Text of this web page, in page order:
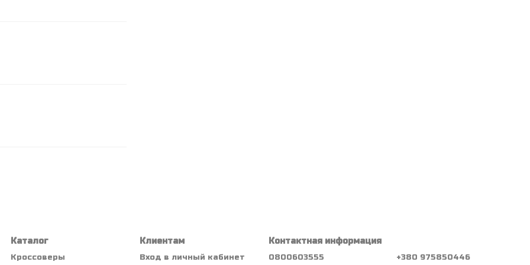
Каталог
Кроссоверы
Клиентам
Вход в личный кабинет
Контактная информация
0800603555 +380 975850446